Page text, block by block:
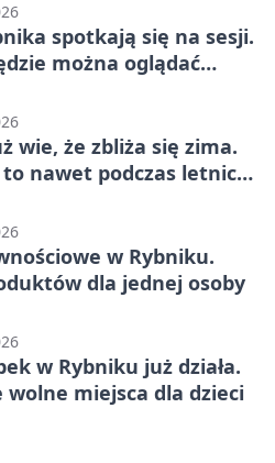
spotkają się na sesji.
można oglądać
wie, że zbliża się zima.
to nawet podczas letnich
w Rybniku.
dla jednej osoby
w Rybniku już działa.
wolne miejsca dla dzieci